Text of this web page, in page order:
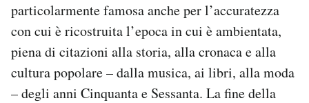
particolarmente famosa anche per l’accuratezza
con cui è ricostruita l’epoca in cui è ambientata,
piena di citazioni alla storia, alla cronaca e alla
cultura popolare – dalla musica, ai libri, alla moda
– degli anni Cinquanta e Sessanta. La fine della